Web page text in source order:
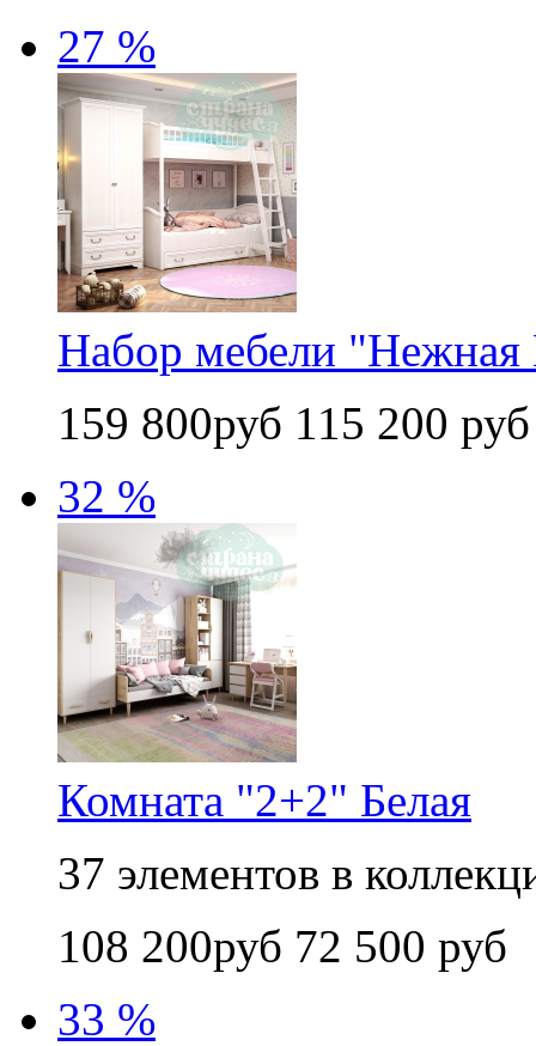
27 %
Набор мебели "Нежная
159 800руб 115 200 руб
32 %
Комната "2+2" Белая
37 элементов в
108 200руб 72 500 руб
33 %